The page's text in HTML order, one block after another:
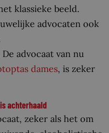
klassieke beeld.
advocaten ook
advocaat van nu
dames, is zeker
achterhaald
zeker als het om